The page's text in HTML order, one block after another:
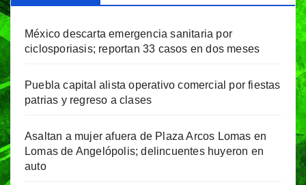
México descarta emergencia sanitaria por
ciclosporiasis; reportan 33 casos en dos meses
Puebla capital alista operativo comercial por fiestas
patrias y regreso a clases
Asaltan a mujer afuera de Plaza Arcos Lomas en
Lomas de Angelópolis; delincuentes huyeron en
auto